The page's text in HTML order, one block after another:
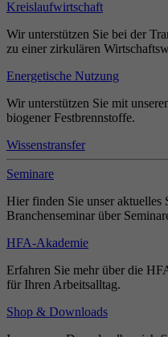
Kreislaufwirtschaft
Wir unterstützen Sie bei der
zu einer zirkulären
Energetische Nutzung
Wir unterstützen Sie mit
biogener Festbrennstoffe.
Wissenstransfer
Seminare
Hier finden Sie unser aktuelles
Branchenseminar über
HFA-Akademie
Erfahren Sie mehr über die
für Ihren Arbeitsalltag.
Shop & Downloads